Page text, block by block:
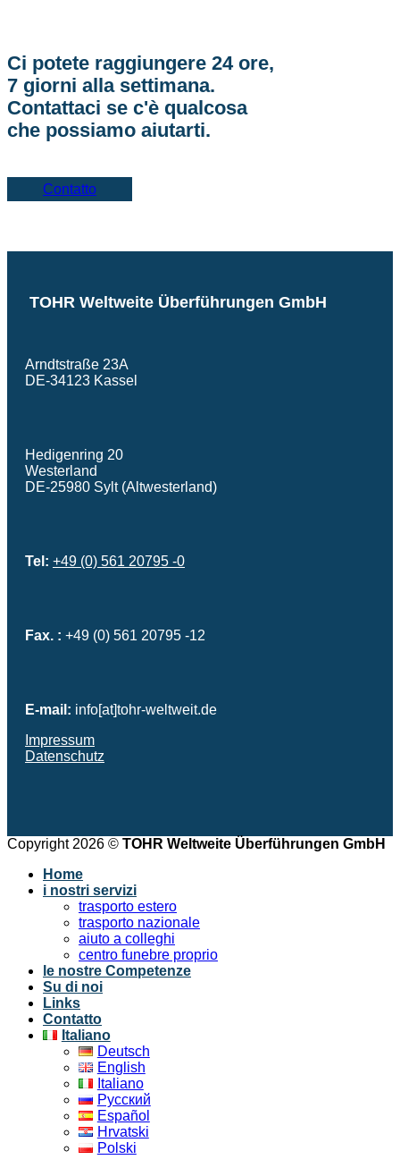
Ci potete raggiungere 24 ore,
7 giorni alla settimana.
Contattaci se c'è qualcosa
che possiamo aiutarti.
Contatto
TOHR Weltweite Überführungen GmbH
Arndtstraße 23A
DE-34123 Kassel
Hedigenring 20
Westerland
DE-25980 Sylt (Altwesterland)
Tel: +49 (0) 561 20795 -0
Fax. : +49 (0) 561 20795 -12
E-mail: info[at]tohr-weltweit.de
Impressum
Datenschutz
Copyright 2026 © TOHR Weltweite Überführungen GmbH
Home
i nostri servizi
trasporto estero
trasporto nazionale
aiuto a colleghi
centro funebre proprio
le nostre Competenze
Su di noi
Links
Contatto
Italiano
Deutsch
English
Italiano
Русский
Español
Hrvatski
Polski